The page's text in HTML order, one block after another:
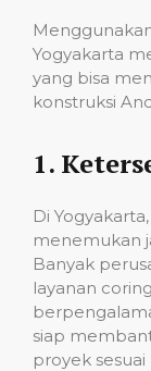
Yogyakarta
yang bisa
konstruksi
1.
Di
menemukan
Banyak
layanan
siap
proyek